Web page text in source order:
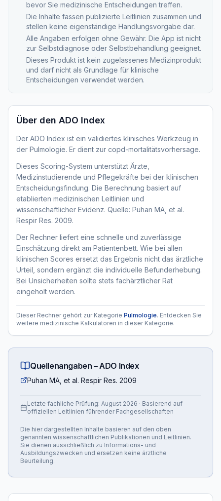
bevor Sie medizinische Entscheidungen treffen.
Die Inhalte fassen publizierte Leitlinien zusammen und
stellen keine eigenständige Handlungsvorgabe dar.
Alle Angaben erfolgen ohne Gewähr. Die App ist nicht
zur Selbstdiagnose oder Selbstbehandlung geeignet.
Dieses Produkt ist kein zugelassenes Medizinprodukt
und darf nicht als Grundlage für klinische
Entscheidungen verwendet werden.
Über den ADO Index
Der ADO Index ist ein validiertes klinisches Werkzeug in
der Pulmologie. Er dient zur copd-mortalitätsvorhersage.
Dieses Scoring-System unterstützt Ärzte,
Medizinstudierende und Pflegekräfte bei der klinischen
Entscheidungsfindung. Die Berechnung basiert auf
etablierten medizinischen Leitlinien und
wissenschaftlicher Evidenz. Quelle: Puhan MA, et al.
Respir Res. 2009.
Der Rechner liefert eine schnelle und zuverlässige
Einschätzung direkt am Patientenbett. Wie bei allen
klinischen Scores ersetzt das Ergebnis nicht das ärztliche
Urteil, sondern ergänzt die individuelle Befunderhebung.
Bei Unsicherheiten sollte stets fachärztlicher Rat
eingeholt werden.
Dieser Rechner gehört zur Kategorie Pulmologie. Entdecken Sie
weitere medizinische Kalkulatoren in dieser Kategorie.
Quellenangaben –ADO Index
Puhan MA, et al. Respir Res. 2009
Letzte fachliche Prüfung: August 2026 · Basierend auf
offiziellen Leitlinien führender Fachgesellschaften
Die hier dargestellten Inhalte basieren auf den oben
genannten wissenschaftlichen Publikationen und Leitlinien.
Sie dienen ausschließlich zu Informations- und
Ausbildungszwecken und ersetzen keine ärztliche
Beurteilung.